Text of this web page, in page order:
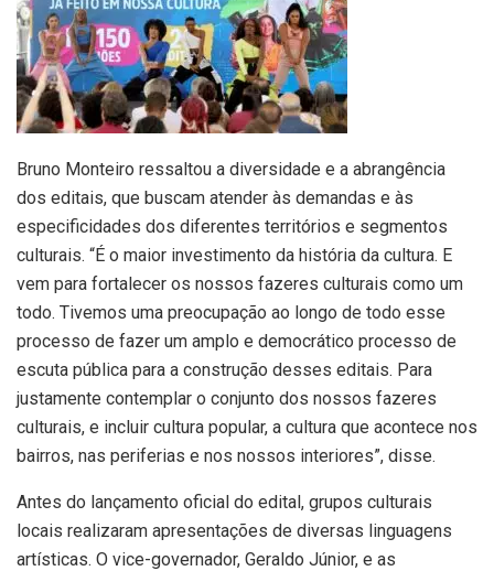
Bruno Monteiro ressaltou a diversidade e a abrangência
dos editais, que buscam atender às demandas e às
especificidades dos diferentes territórios e segmentos
culturais. “É o maior investimento da história da cultura. E
vem para fortalecer os nossos fazeres culturais como um
todo. Tivemos uma preocupação ao longo de todo esse
processo de fazer um amplo e democrático processo de
escuta pública para a construção desses editais. Para
justamente contemplar o conjunto dos nossos fazeres
culturais, e incluir cultura popular, a cultura que acontece nos
bairros, nas periferias e nos nossos interiores”, disse.
Antes do lançamento oficial do edital, grupos culturais
locais realizaram apresentações de diversas linguagens
artísticas. O vice-governador, Geraldo Júnior, e as